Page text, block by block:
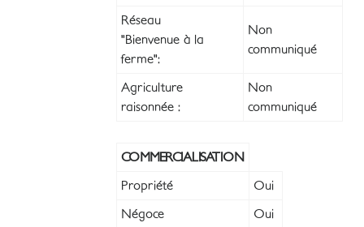
Réseau
"Bienvenue à la
ferme":
Non
communiqué
Agriculture
raisonnée :
Non
communiqué
COMMERCIALISATION
Propriété Oui
Négoce Oui